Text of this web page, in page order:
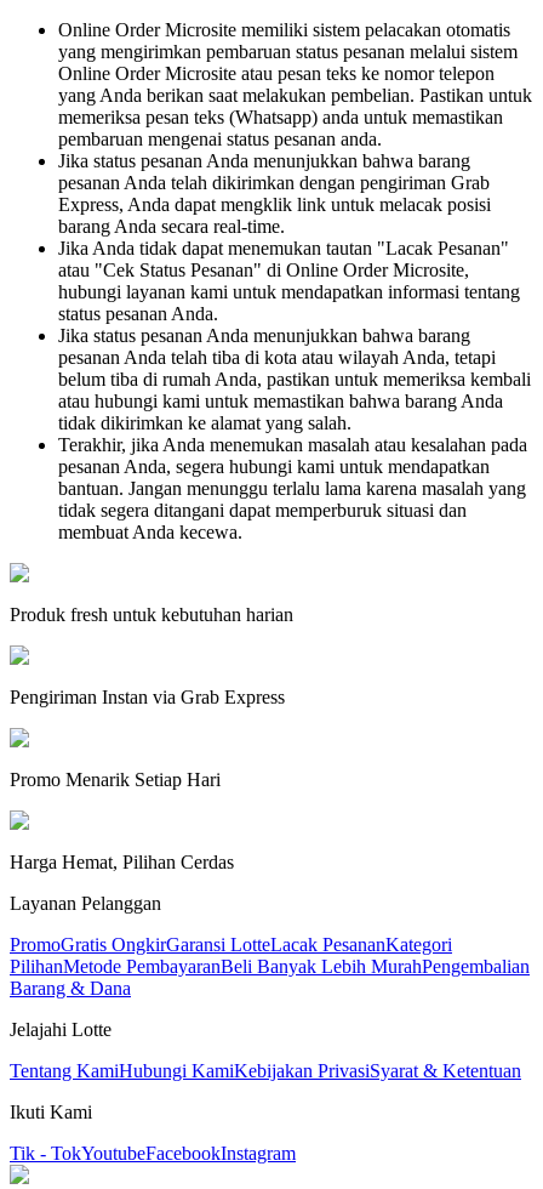
Online Order Microsite memiliki sistem pelacakan otomatis
yang mengirimkan pembaruan status pesanan melalui sistem
Online Order Microsite atau pesan teks ke nomor telepon
yang Anda berikan saat melakukan pembelian. Pastikan untuk
memeriksa pesan teks (Whatsapp) anda untuk memastikan
pembaruan mengenai status pesanan anda.
Jika status pesanan Anda menunjukkan bahwa barang
pesanan Anda telah dikirimkan dengan pengiriman Grab
Express, Anda dapat mengklik link untuk melacak posisi
barang Anda secara real-time.
Jika Anda tidak dapat menemukan tautan "Lacak Pesanan"
atau "Cek Status Pesanan" di Online Order Microsite,
hubungi layanan kami untuk mendapatkan informasi tentang
status pesanan Anda.
Jika status pesanan Anda menunjukkan bahwa barang
pesanan Anda telah tiba di kota atau wilayah Anda, tetapi
belum tiba di rumah Anda, pastikan untuk memeriksa kembali
atau hubungi kami untuk memastikan bahwa barang Anda
tidak dikirimkan ke alamat yang salah.
Terakhir, jika Anda menemukan masalah atau kesalahan pada
pesanan Anda, segera hubungi kami untuk mendapatkan
bantuan. Jangan menunggu terlalu lama karena masalah yang
tidak segera ditangani dapat memperburuk situasi dan
membuat Anda kecewa.
Produk fresh untuk kebutuhan harian
Pengiriman Instan via Grab Express
Promo Menarik Setiap Hari
Harga Hemat, Pilihan Cerdas
Layanan Pelanggan
PromoGratis OngkirGaransi LotteLacak PesananKategori
PilihanMetode PembayaranBeli Banyak Lebih MurahPengembalian
Barang & Dana
Jelajahi Lotte
Tentang KamiHubungi KamiKebijakan PrivasiSyarat & Ketentuan
Ikuti Kami
Tik - TokYoutubeFacebookInstagram